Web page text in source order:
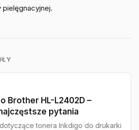
Brother HL-L2402D –
pytania
tonera Inkdigo do drukarki